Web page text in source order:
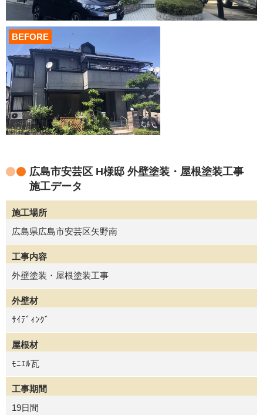
BEFORE
広島市安芸区 H様邸 外壁塗装・屋根塗装工事
施工データ
施工場所
広島県広島市安芸区矢野南
工事内容
外壁塗装・屋根塗装工事
外壁材
ｻｲﾃﾞｨﾝｸﾞ
屋根材
ﾓﾆｴﾙ瓦
工事期間
19日間